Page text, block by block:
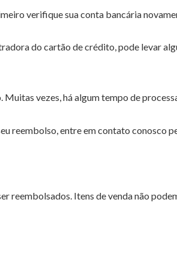
verifique sua conta bancária
do cartão de crédito, pode levar
Muitas vezes, há algum tempo de
reembolso, entre em contato conosco
reembolsados. Itens de venda não